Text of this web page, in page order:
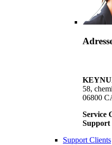
58,
06800
Service
Support
Support Clients